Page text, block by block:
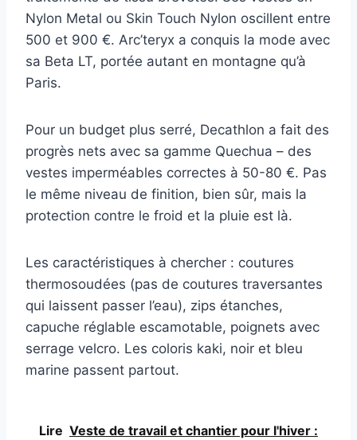
Nylon Metal ou Skin Touch Nylon oscillent entre
500 et 900 €. Arc’teryx a conquis la mode avec
sa Beta LT, portée autant en montagne qu’à
Paris.
Pour un budget plus serré, Decathlon a fait des
progrès nets avec sa gamme Quechua – des
vestes imperméables correctes à 50-80 €. Pas
le même niveau de finition, bien sûr, mais la
protection contre le froid et la pluie est là.
Les caractéristiques à chercher : coutures
thermosoudées (pas de coutures traversantes
qui laissent passer l’eau), zips étanches,
capuche réglable escamotable, poignets avec
serrage velcro. Les coloris kaki, noir et bleu
marine passent partout.
Lire Veste de travail et chantier pour l'hiver :